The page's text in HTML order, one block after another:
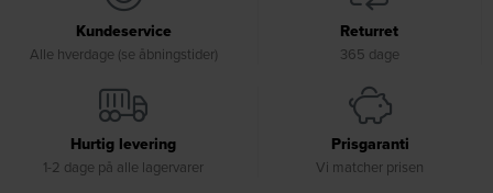
Kundeservice
Alle hverdage (se åbningstider)
Returret
365 dage
Hurtig levering
1-2 dage på alle lagervarer
Prisgaranti
Vi matcher prisen